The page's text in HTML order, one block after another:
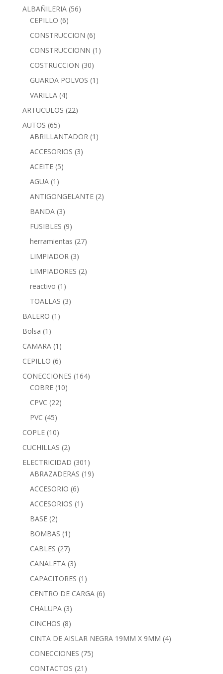
ALBAÑILERIA (56)
CEPILLO (6)
CONSTRUCCION (6)
CONSTRUCCIONN (1)
COSTRUCCION (30)
GUARDA POLVOS (1)
VARILLA (4)
ARTUCULOS (22)
AUTOS (65)
ABRILLANTADOR (1)
ACCESORIOS (3)
ACEITE (5)
AGUA (1)
ANTIGONGELANTE (2)
BANDA (3)
FUSIBLES (9)
herramientas (27)
LIMPIADOR (3)
LIMPIADORES (2)
reactivo (1)
TOALLAS (3)
BALERO (1)
Bolsa (1)
CAMARA (1)
CEPILLO (6)
CONECCIONES (164)
COBRE (10)
CPVC (22)
PVC (45)
COPLE (10)
CUCHILLAS (2)
ELECTRICIDAD (301)
ABRAZADERAS (19)
ACCESORIO (6)
ACCESORIOS (1)
BASE (2)
BOMBAS (1)
CABLES (27)
CANALETA (3)
CAPACITORES (1)
CENTRO DE CARGA (6)
CHALUPA (3)
CINCHOS (8)
CINTA DE AISLAR NEGRA 19MM X 9MM (4)
CONECCIONES (75)
CONTACTOS (21)